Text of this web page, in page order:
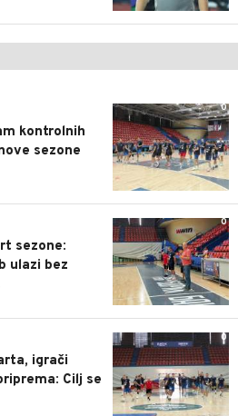
0
kontrolnih
sezone
0
sezone:
ulazi bez
0
igrači
Cilj se